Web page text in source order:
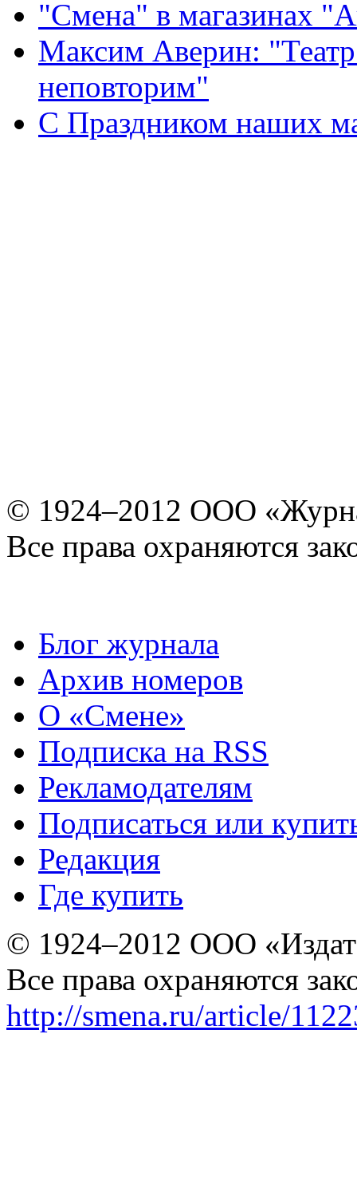
"Смена" в магазинах
Максим Аверин:
неповторим"
С Праздником наших
© 1924–2012 ООО
Все права охраняются
Блог журнала
Архив номеров
О «Смене»
Подписка на RSS
Рекламодателям
Подписаться или
Редакция
Где купить
© 1924–2012 ООО
Все права охраняются
http://smena.ru/article/